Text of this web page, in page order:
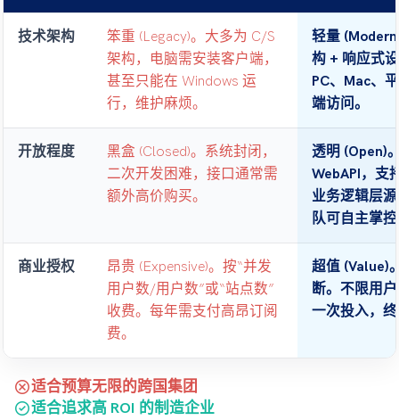
技术架构
笨重 (Legacy)。大多为 C/S
架构，电脑需安装客户端，
甚至只能在 Windows 运
行，维护麻烦。
轻量
构 + 响应式
PC、Mac、
端访问。
开放程度
黑盒 (Closed)。系统封闭，
二次开发困难，接口通常需
额外高价购买。
透明 (Open)
WebAPI，支
业务逻辑层
队可自主掌
商业授权
昂贵 (Expensive)。按“并发
用户数/用户数”或“站点数”
收费。每年需支付高昂订阅
费。
超值 (Value)
断。不限用
一次投入，
cancel适合预算无限的跨国集团
check_circle适合追求高 ROI 的制造企业